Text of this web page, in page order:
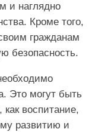
и наглядно
Кроме того,
гражданам
безопасность.
Это могут быть
воспитание,
развитию и